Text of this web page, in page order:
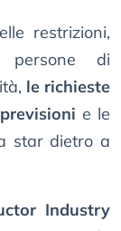
restrizioni,
di
le richieste
e le
star dietro a
Industry